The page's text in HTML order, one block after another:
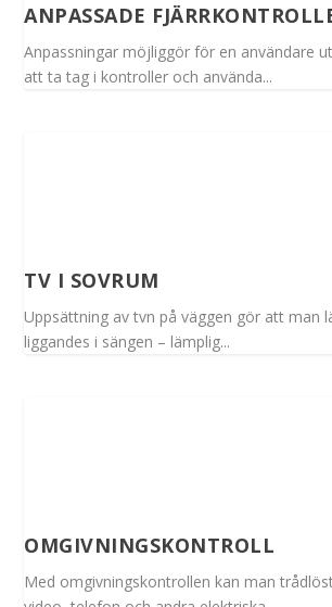
ANPASSADE
Anpassningar möjliggör för en användare
att ta tag i kontroller och använda...
TV I SOVRUM
Uppsättning av tvn på väggen gör att man
liggandes i sängen – lämplig...
OMGIVNINGSKONTROLL
Med omgivningskontrollen kan man